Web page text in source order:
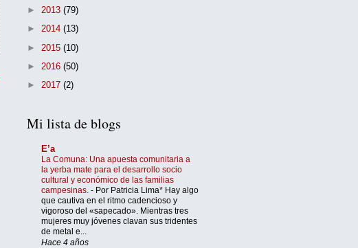
► 2013 (79)
► 2014 (13)
► 2015 (10)
► 2016 (50)
► 2017 (2)
Mi lista de blogs
E’a
La Comuna: Una apuesta comunitaria a
la yerba mate para el desarrollo socio
cultural y económico de las familias
campesinas. - Por Patricia Lima* Hay algo
que cautiva en el ritmo cadencioso y
vigoroso del «sapecado». Mientras tres
mujeres muy jóvenes clavan sus tridentes
de metal e...
Hace 4 años